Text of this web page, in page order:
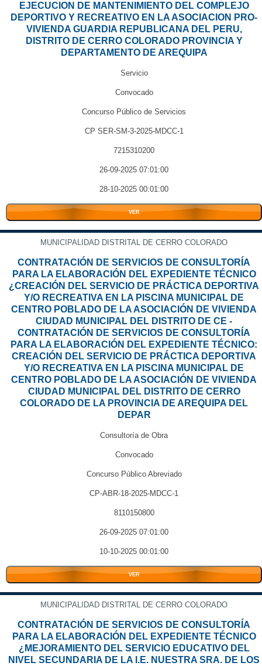
EJECUCION DE MANTENIMIENTO DEL COMPLEJO
DEPORTIVO Y RECREATIVO EN LA ASOCIACION PRO-
VIVIENDA GUARDIA REPUBLICANA DEL PERU,
DISTRITO DE CERRO COLORADO PROVINCIA Y
DEPARTAMENTO DE AREQUIPA
Servicio
Convocado
Concurso Público de Servicios
CP SER-SM-3-2025-MDCC-1
7215310200
26-09-2025 07:01:00
28-10-2025 00:01:00
VER
MUNICIPALIDAD DISTRITAL DE CERRO COLORADO
CONTRATACIÓN DE SERVICIOS DE CONSULTORÍA
PARA LA ELABORACIÓN DEL EXPEDIENTE TÉCNICO
¿CREACIÓN DEL SERVICIO DE PRÁCTICA DEPORTIVA
Y/O RECREATIVA EN LA PISCINA MUNICIPAL DE
CENTRO POBLADO DE LA ASOCIACIÓN DE VIVIENDA
CIUDAD MUNICIPAL DEL DISTRITO DE CE -
CONTRATACIÓN DE SERVICIOS DE CONSULTORÍA
PARA LA ELABORACIÓN DEL EXPEDIENTE TÉCNICO:
CREACIÓN DEL SERVICIO DE PRÁCTICA DEPORTIVA
Y/O RECREATIVA EN LA PISCINA MUNICIPAL DE
CENTRO POBLADO DE LA ASOCIACIÓN DE VIVIENDA
CIUDAD MUNICIPAL DEL DISTRITO DE CERRO
COLORADO DE LA PROVINCIA DE AREQUIPA DEL
DEPAR
Consultoría de Obra
Convocado
Concurso Público Abreviado
CP-ABR-18-2025-MDCC-1
8110150800
26-09-2025 07:01:00
10-10-2025 00:01:00
VER
MUNICIPALIDAD DISTRITAL DE CERRO COLORADO
CONTRATACIÓN DE SERVICIOS DE CONSULTORÍA
PARA LA ELABORACIÓN DEL EXPEDIENTE TÉCNICO
¿MEJORAMIENTO DEL SERVICIO EDUCATIVO DEL
NIVEL SECUNDARIA DE LA I.E. NUESTRA SRA. DE LOS